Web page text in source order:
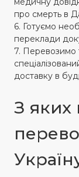
про смерть в
6. Готуємо
переклади
7. Перевозимо
доставку в
З яких